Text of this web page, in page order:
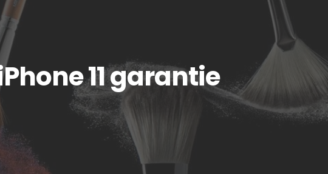
11 garantie